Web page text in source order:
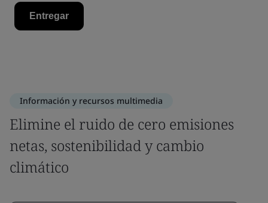
Información y recursos multimedia
Elimine el ruido de cero emisiones
netas, sostenibilidad y cambio
climático